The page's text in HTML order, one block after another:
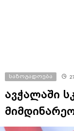
საზოგადოება
ავჭალაში